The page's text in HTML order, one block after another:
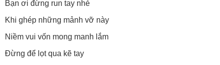
Bạn ơi đừng run tay nhé
Khi ghép những mảnh vỡ này
Niềm vui vốn mong manh lắm
Đừng để lọt qua kẽ tay